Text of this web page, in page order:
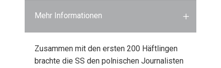
Mehr Informationen
Zusam­men mit den ers­ten 200 Häft­lin­gen
brach­te die SS den pol­ni­schen Jour­na­lis­ten